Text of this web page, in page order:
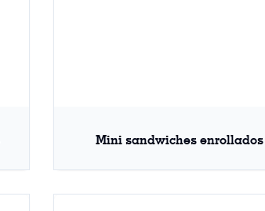
Mini sandwiches enrollados